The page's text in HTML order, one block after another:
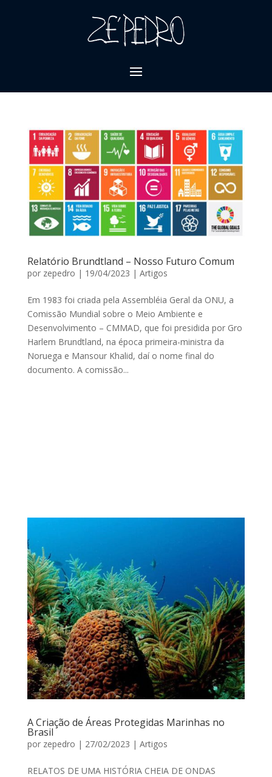
Relatório Brundtland – Nosso Futuro Comum
por zepedro | 19/04/2023 | Artigos
Em 1983 foi criada pela Assembléia Geral da ONU, a
Comissão Mundial sobre o Meio Ambiente e
Desenvolvimento – CMMAD, que foi presidida por Gro
Harlem Brundtland, na época primeira-ministra da
Noruega e Mansour Khalid, daí o nome final do
documento. A comissão...
A Criação de Áreas Protegidas Marinhas no
Brasil
por zepedro | 27/02/2023 | Artigos
RELATOS DE UMA HISTÓRIA CHEIA DE ONDAS